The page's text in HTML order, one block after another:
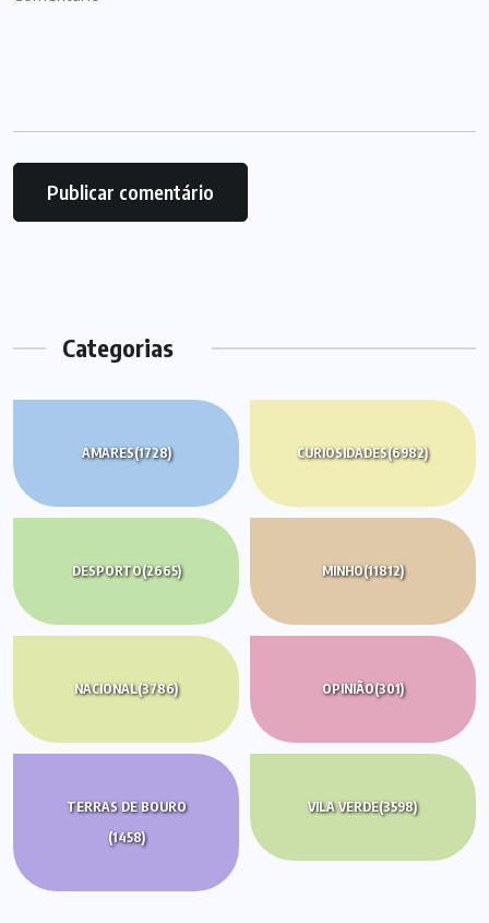
Categorias
AMARES(1728) CURIOSIDADES(6982)
DESPORTO(2665) MINHO(11812)
NACIONAL(3786) OPINIÃO(301)
TERRAS DE BOURO
(1458)
VILA VERDE(3598)